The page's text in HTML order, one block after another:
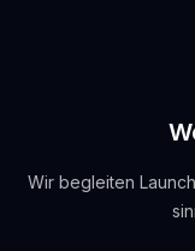
Wir begleiten